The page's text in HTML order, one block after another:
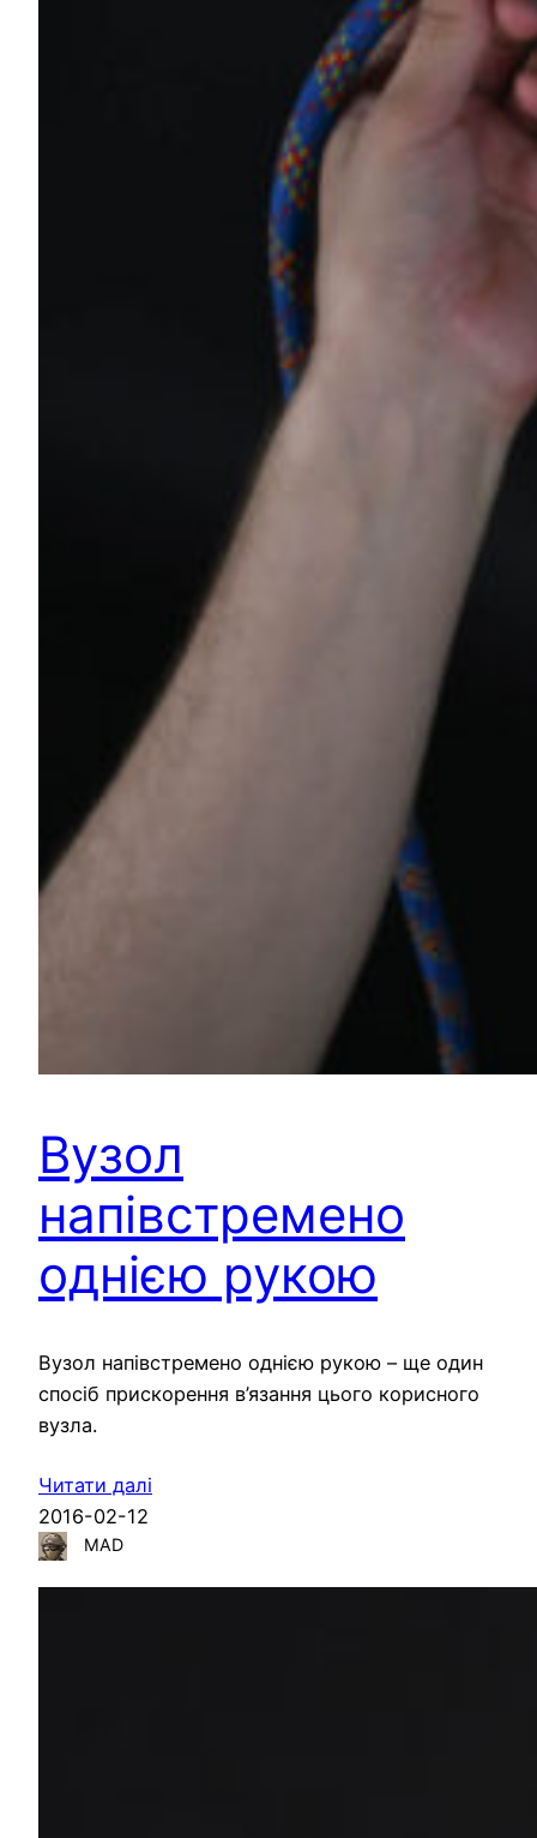
Вузол
напівстремено
однією рукою
Вузол напівстремено однією рукою – ще один
спосіб прискорення в’язання цього корисного
вузла.
Читати далі
2016-02-12
MAD